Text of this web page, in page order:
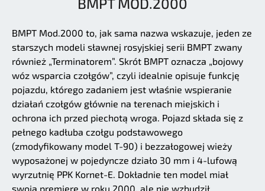
BMPT Mod.2000 to, jak sama nazwa wskazuje, jeden ze
starszych modeli sławnej rosyjskiej serii BMPT zwany
również „Terminatorem”. Skrót BMPT oznacza „bojowy
wóz wsparcia czołgów”, czyli idealnie opisuje funkcję
pojazdu, którego zadaniem jest właśnie wspieranie
działań czołgów głównie na terenach miejskich i
ochrona ich przed piechotą wroga. Pojazd składa się z
pełnego kadłuba czołgu podstawowego
(zmodyfikowany model T-90) i bezzałogowej wieży
wyposażonej w pojedyncze działo 30 mm i 4-lufową
wyrzutnię PPK Kornet-E. Dokładnie ten model miał
swoją premierę w roku 2000, ale nie wzbudził